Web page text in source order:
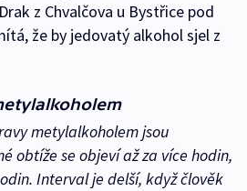
z Chvalčova u Bystřice pod
že by jedovatý alkohol sjel z
metylalkoholem jsou
obtíže se objeví až za více hodin,
Interval je delší, když člověk